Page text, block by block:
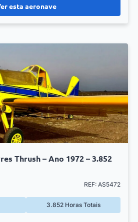
esta aeronave
Thrush – Ano 1972 – 3.852
REF: AS5472
3.852 Horas Totais